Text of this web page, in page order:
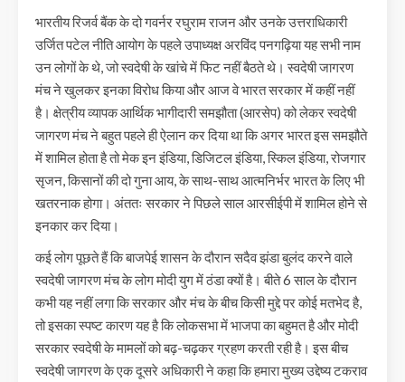
भारतीय रिजर्व बैंक के दो गवर्नर रघुराम राजन और उनके उत्तराधिकारी
उर्जित पटेल नीति आयोग के पहले उपाध्यक्ष अरविंद पनगढ़िया यह सभी नाम
उन लोगों के थे, जो स्वदेषी के खांचे में फिट नहीं बैठते थे। स्वदेषी जागरण
मंच ने खुलकर इनका विरोध किया और आज वे भारत सरकार में कहीं नहीं
है। क्षेत्रीय व्यापक आर्थिक भागीदारी समझौता (आरसेप) को लेकर स्वदेषी
जागरण मंच ने बहुत पहले ही ऐलान कर दिया था कि अगर भारत इस समझौते
में शामिल होता है तो मेक इन इंडिया, डिजिटल इंडिया, स्किल इंडिया, रोजगार
सृजन, किसानों की दो गुना आय, के साथ-साथ आत्मनिर्भर भारत के लिए भी
खतरनाक होगा। अंततः सरकार ने पिछले साल आरसीईपी में शामिल होने से
इनकार कर दिया।
कई लोग पूछते हैं कि बाजपेई शासन के दौरान सदैव झंडा बुलंद करने वाले
स्वदेषी जागरण मंच के लोग मोदी युग में ठंडा क्यों है। बीते 6 साल के दौरान
कभी यह नहीं लगा कि सरकार और मंच के बीच किसी मुद्दे पर कोई मतभेद है,
तो इसका स्पष्ट कारण यह है कि लोकसभा में भाजपा का बहुमत है और मोदी
सरकार स्वदेषी के मामलों को बढ़-चढ़कर ग्रहण करती रही है। इस बीच
स्वदेषी जागरण के एक दूसरे अधिकारी ने कहा कि हमारा मुख्य उद्देष्य टकराव